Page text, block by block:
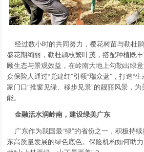
经过数小时的共同努力，樱花树苗与勒杜
盛花期绚丽，勒杜鹃枝繁叶茂，搭配种植既
顾生态与景观效益，在岭南大地上勾勒出绿
众保险人通过“党建红”引领“瑞众蓝”，打造“
家门口“推窗见绿、移步见景”的靓丽风景，
能。
金融活水润岭南，建设绿美广东
广东作为我国最“绿”的省份之一，积极持
东高质量发展的绿色底色。保险机构如何助